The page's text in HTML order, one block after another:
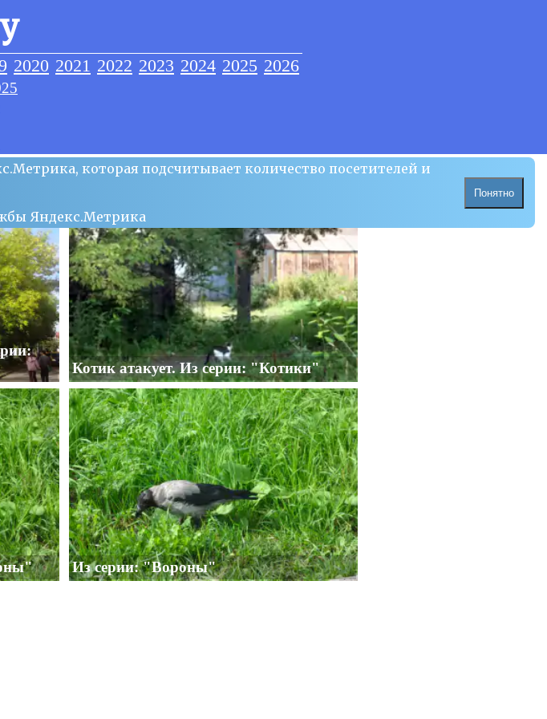
2020 2021 2022 2023 2024 2025 2026
которая подсчитывает количество посетителей и
Яндекс.Метрика
Понятно
Котик атакует. Из серии: "Котики"
Из серии: "Вороны"